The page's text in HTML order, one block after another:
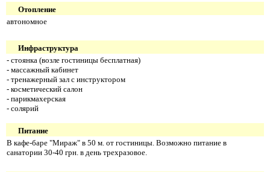
Отопление
автономное
Инфраструктура
- стоянка (возле гостиницы бесплатная)
- массажный кабинет
- тренажерный зал с инструктором
- косметический салон
- парикмахерская
- солярий
Питание
В кафе-баре "Мираж" в 50 м. от гостиницы. Возможно питание в
санатории 30-40 грн. в день трехразовое.